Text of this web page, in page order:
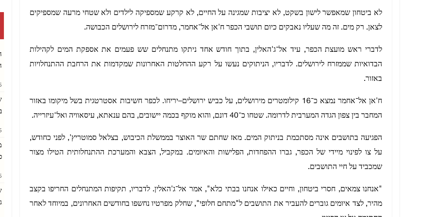
לא ביטחון שמאפשר לישון בשקט, לא יציבות שמגינה על החיים, לא קרקע שמספיקה לילדים ולא שטחי מרעה שמספיקים
לצאן. רק מים. זה מה שעליו נאבקים כיום תושבי הכפר ח'אן אל־אחמר, מדרום־מזרח לירושלים הכבושה.
לדברי ראש מועצת הכפר, עיד אל־ג'האלין, בתוך חודש אחד ניתקו מתנחלים שש פעמים את אספקת המים לקהילות
הבדואיות שממזרח לירושלים. לדבריו, הניתוקים נעשו על רקע ההחלטות האחרונות שמקדמות את הרחבת ההתנחלויות
באזור.
ח'אן אל־אחמר נמצא כ־16 קילומטרים מירושלים, על כביש ירושלים–יריחו. לכפר חשיבות אסטרטגית בשל מיקומו באזור
המחבר בין צפון הגדה המערבית לדרומה. שטחו כ־40 דונם, והוא מוקף בכמה יישובים, בהם ענאתא, עיסאוויה ואל־עיזרייה.
הפגיעה בתושבים אינה מסתכמת בניתוק המים. מאז שחתם שר האוצר בממשלת הכיבוש, בצלאל סמוטריץ', לפני כחודש,
על צו לפינוי מיידי של הכפר, גברו ההפחדות, הפלישות והאיומים. במקביל, הצבא והמערכת ההתנחלותית הטילו מצור
שמכביד על חיי התושבים.
"אנחנו צמאים, חסרי ביטחון, וחיים כאילו אנחנו בבתי כלא", אמר אל־ג'האלין. לדבריו, תקיפות המתנחלים החריפו בקצב
מהיר, לצד איומים גוברים להעביר את התושבים ל"מתחם חלופי", שחלק מפרטיו נחשפו בחודשים האחרונים, במיוחד לאחר